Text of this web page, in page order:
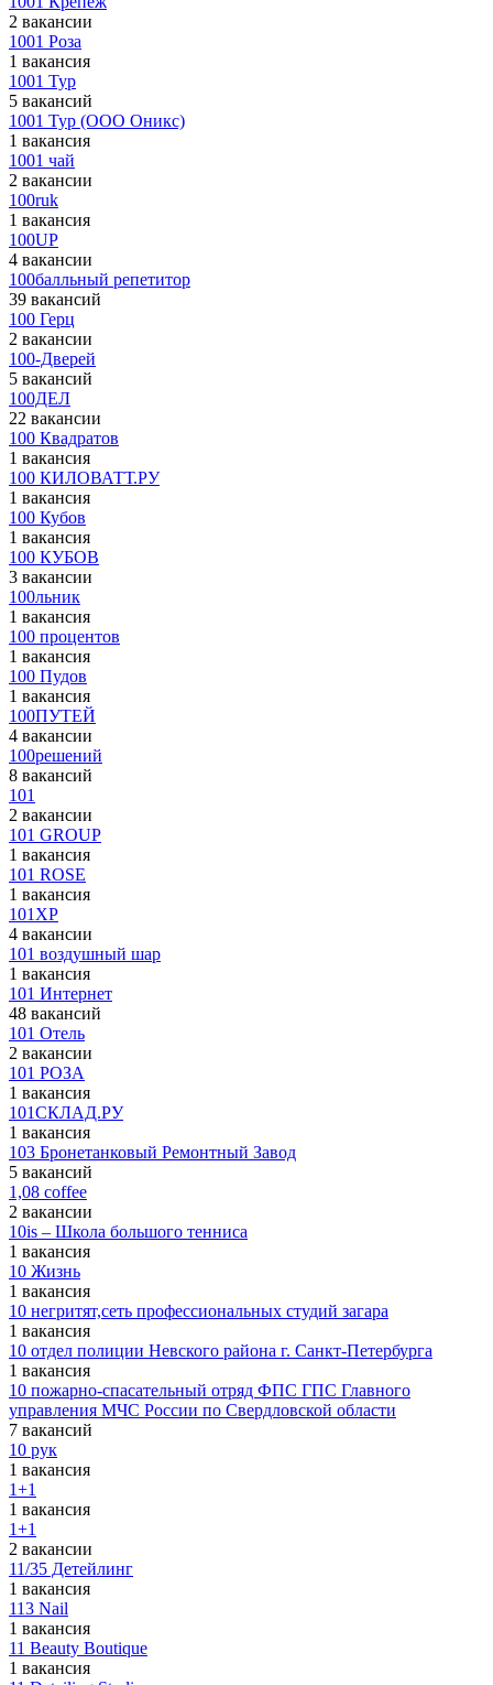
2 вакансии
1001 Роза
1 вакансия
1001 Тур
5 вакансий
1001 Тур (ООО Оникс)
1 вакансия
1001 чай
2 вакансии
100ruk
1 вакансия
100UP
4 вакансии
100балльный репетитор
39 вакансий
100 Герц
2 вакансии
100-Дверей
5 вакансий
100ДЕЛ
22 вакансии
100 Квадратов
1 вакансия
100 КИЛОВАТТ.РУ
1 вакансия
100 Кубов
1 вакансия
100 КУБОВ
3 вакансии
100льник
1 вакансия
100 процентов
1 вакансия
100 Пудов
1 вакансия
100ПУТЕЙ
4 вакансии
100решений
8 вакансий
101
2 вакансии
101 GROUP
1 вакансия
101 ROSE
1 вакансия
101XP
4 вакансии
101 воздушный шар
1 вакансия
101 Интернет
48 вакансий
101 Отель
2 вакансии
101 РОЗА
1 вакансия
101СКЛАД.РУ
1 вакансия
103 Бронетанковый Ремонтный Завод
5 вакансий
1,08 coffee
2 вакансии
10is – Школа большого тенниса
1 вакансия
10 Жизнь
1 вакансия
10 негритят,сеть профессиональных студий загара
1 вакансия
10 отдел полиции Невского района г. Санкт-Петербурга
1 вакансия
10 пожарно-спасательный отряд ФПС ГПС Главного
управления МЧС России по Свердловской области
7 вакансий
10 рук
1 вакансия
1+1
1 вакансия
1+1
2 вакансии
11/35 Детейлинг
1 вакансия
113 Nail
1 вакансия
11 Beauty Boutique
1 вакансия